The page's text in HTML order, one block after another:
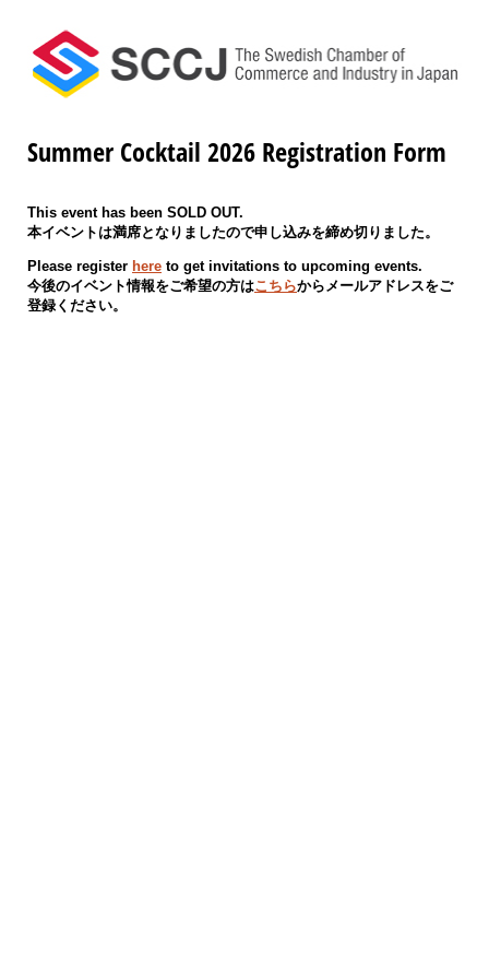
Summer Cocktail 2026 Registration Form
This event has been SOLD OUT.
本イベントは満席となりましたので申し込みを締め切りました。
Please register here to get invitations to upcoming events.
今後のイベント情報をご希望の方はこちらからメールアドレスをご
登録ください。